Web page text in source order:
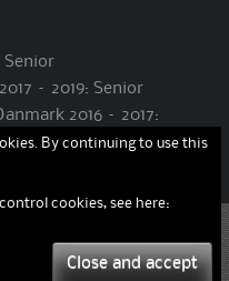
Senior
2017 – 2019: Senior
2016 – 2017:
IT ApSBy continuing to use this
cookies, see here: